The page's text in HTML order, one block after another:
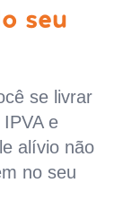
seu
se livrar
e
alívio não
no seu